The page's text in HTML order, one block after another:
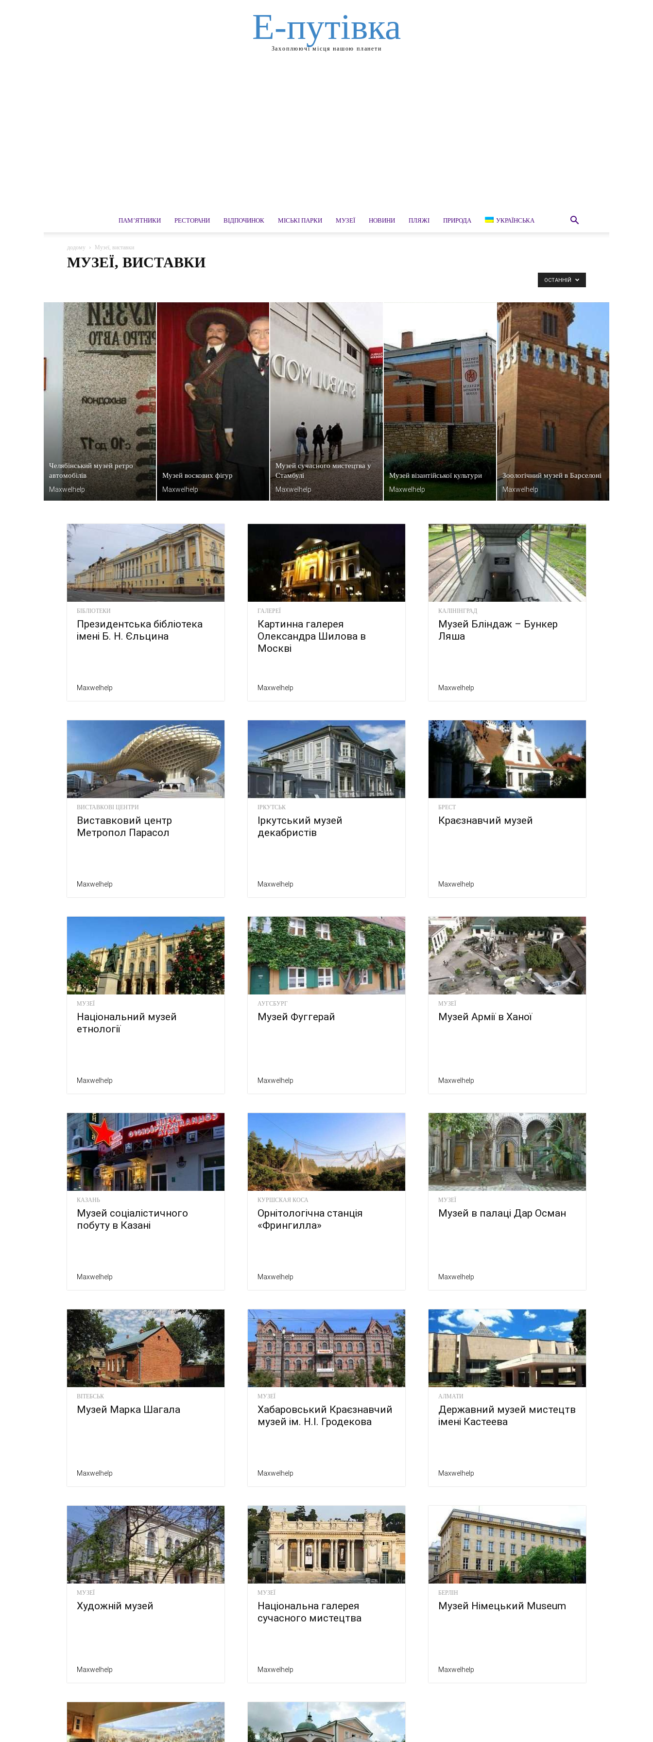
Е-путівка
Захоплюючі місця нашою планети
ПАМ’ЯТНИКИ РЕСТОРАНИ ВІДПОЧИНОК МІСЬКІ ПАРКИ МУЗЕЇ НОВИНИ ПЛЯЖІ ПРИРОДА УКРАЇНСЬКА
додому Музеї, виставки
МУЗЕЇ, ВИСТАВКИ
ОСТАННІЙ
Челябінський музей ретро
автомобілів
Maxwelhelp
Музей воскових фігур
Maxwelhelp
Музей сучасного мистецтва у
Стамбулі
Maxwelhelp
Музей візантійської культури
Maxwelhelp
Зоологічний музей в Барселоні
Maxwelhelp
БІБЛІОТЕКИ
Президентська бібліотека
імені Б. Н. Єльцина
Maxwelhelp
ГАЛЕРЕЇ
Картинна галерея
Олександра Шилова в
Москві
Maxwelhelp
КАЛІНІНГРАД
Музей Бліндаж – Бункер
Ляша
Maxwelhelp
ВИСТАВКОВІ ЦЕНТРИ
Виставковий центр
Метропол Парасол
Maxwelhelp
ІРКУТСЬК
Іркутський музей
декабристів
Maxwelhelp
БРЕСТ
Краєзнавчий музей
Maxwelhelp
МУЗЕЇ
Національний музей
етнології
Maxwelhelp
АУГСБУРГ
Музей Фуггерай
Maxwelhelp
МУЗЕЇ
Музей Армії в Ханої
Maxwelhelp
КАЗАНЬ
Музей соціалістичного
побуту в Казані
Maxwelhelp
КУРШСКАЯ КОСА
Орнітологічна станція
«Фрингилла»
Maxwelhelp
МУЗЕЇ
Музей в палаці Дар Осман
Maxwelhelp
ВІТЕБСЬК
Музей Марка Шагала
Maxwelhelp
МУЗЕЇ
Хабаровський Краєзнавчий
музей ім. Н.І. Гродекова
Maxwelhelp
АЛМАТИ
Державний музей мистецтв
імені Кастеева
Maxwelhelp
МУЗЕЇ
Художній музей
Maxwelhelp
МУЗЕЇ
Національна галерея
сучасного мистецтва
Maxwelhelp
БЕРЛІН
Музей Німецький Museum
Maxwelhelp